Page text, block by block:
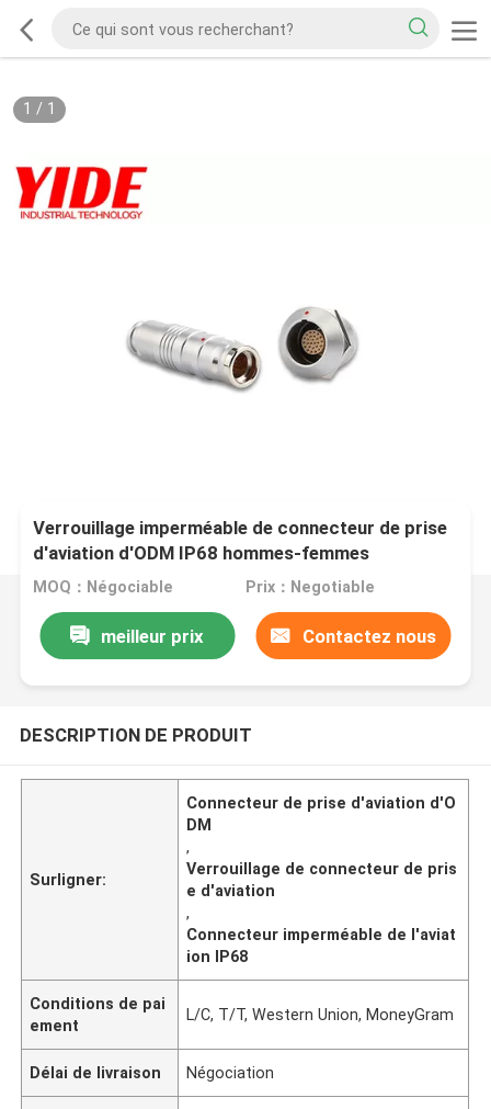
1 / 1
Verrouillage imperméable de connecteur de prise
d'aviation d'ODM IP68 hommes-femmes
MOQ：Négociable Prix：Negotiable
meilleur prix Contactez nous
DESCRIPTION DE PRODUIT
Surligner:
Connecteur de prise d'aviation d'O
DM
,
Verrouillage de connecteur de pris
e d'aviation
,
Connecteur imperméable de l'aviat
ion IP68
Conditions de pai
ement
L/C, T/T, Western Union, MoneyGram
Délai de livraison Négociation